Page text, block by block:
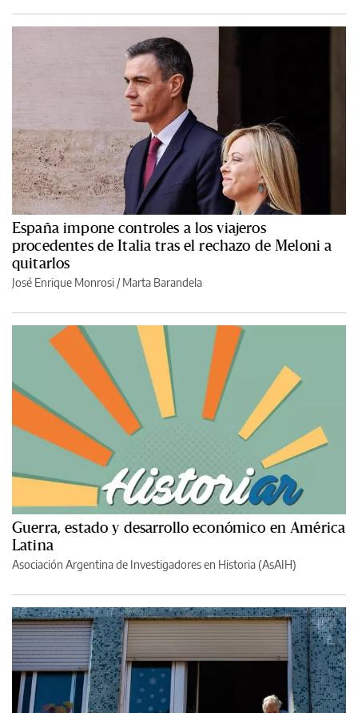
España impone controles a los viajeros
procedentes de Italia tras el rechazo de Meloni a
quitarlos
José Enrique Monrosi / Marta Barandela
Guerra, estado y desarrollo económico en América
Latina
Asociación Argentina de Investigadores en Historia (AsAIH)